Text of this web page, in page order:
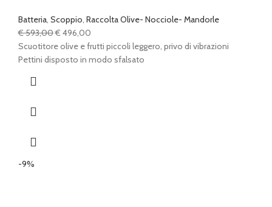
Batteria, Scoppio, Raccolta Olive- Nocciole- Mandorle
€593,00Il
prezzo
originale
€ 496,00
prezzo
attuale
Scuotitore olive e frutti piccoli leggero, privo di vibrazioni
Pettini disposto in modo sfalsato
-9%